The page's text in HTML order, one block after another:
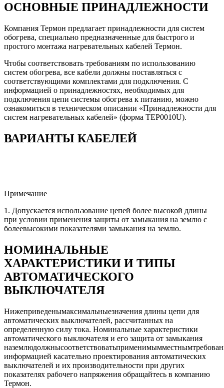
ОСНОВНЫЕ ПРИНАДЛЕЖНОСТИ
Компания Термон предлагает принадлежности для систем
обогрева, специально предназначенные для быстрого и
простого монтажа нагревательных кабелей Термон.
Чтобы соответствовать требованиям по использованию
систем обогрева, все кабели должны поставляться с
соответствующими комплектами для подключения. C
информацией о принадлежностях, необходимых для
подключения цепи системы обогрева к питанию, можно
ознакомиться в техническом описании «Принадлежности для
систем нагревательных кабелей» (форма TEP0010U).
ВАРИАНТЫ КАБЕЛЕЙ
Примечание
1. Допускается использование цепей более высокой длины
при условии применения защиты от замыкания на землю с
болеевысокими показателями замыкания на землю.
НОМИНАЛЬНЫЕ
ХАРАКТЕРИСТИКИ И ТИПЫ
АВТОМАТИЧЕСКОГО
ВЫКЛЮЧАТЕЛЯ
Нижеприведенымаксимальныезначения длины цепи для
автоматических выключателей, рассчитанных на
определенную силу тока. Номинальные характеристики
автоматического выключателя и его защита от замыкания
информацией касательно проектирования автоматических
выключателей и их производительности при других
показателях рабочего напряжения обращайтесь в компанию
Термон.